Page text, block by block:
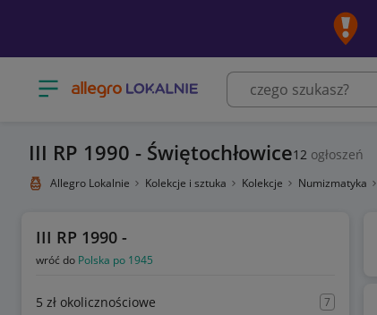
Otwórz menu z kategoriami
III RP 1990 - Świętochłowice12 ogłoszeń
Allegro Lokalnie Kolekcje i sztuka Kolekcje Numizmatyka
III RP 1990 -
wróć do Polska po 1945
5 zł okolicznościowe 7